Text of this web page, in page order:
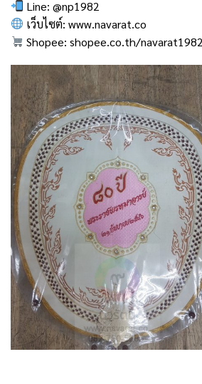
Line:@np1982
เว็บไซต์:www.navarat.co
Shopee:shopee.co.th/navarat1982